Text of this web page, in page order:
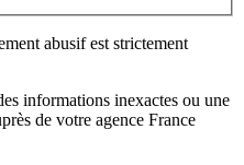
abusif est strictement
informations inexactes ou une
de votre agence France